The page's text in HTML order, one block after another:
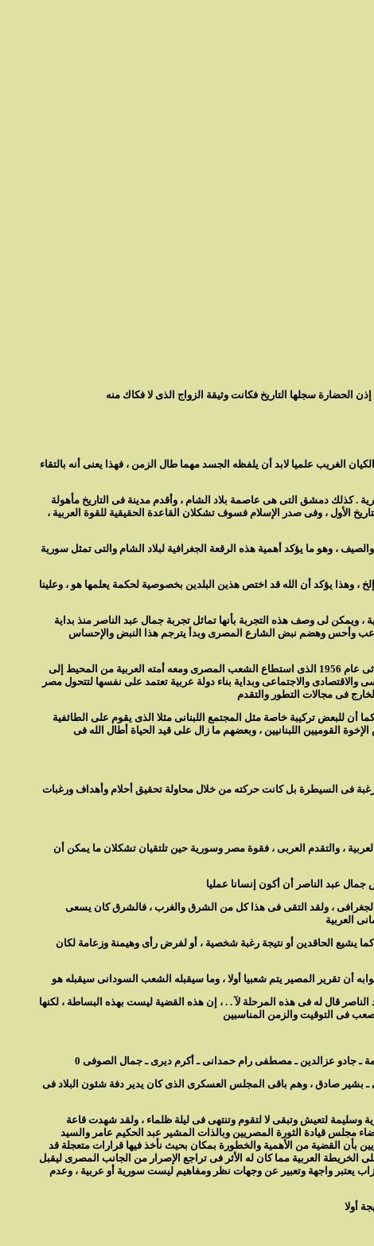
الغريب علميا لابد أن يلفظه الجسد مهما طال الزمن ، فهذا يعنى أنه بالتقاء
. كذلك دمشق التى هى عاصمة بلاد الشام ، وأقدم مدينة فى التاريخ مأهولة
الأول ، وفى صدر الإسلام فسوف تشكلان القاعدة الحقيقية للقوة العربية ،
، وهو ما يؤكد أهمية هذه الرقعة الجغرافية لبلاد الشام والتى تمثل سورية
يؤكد أن الله قد اختص هذين البلدين بخصوصية لحكمة يعلمها هو ، وعلينا
، ويمكن لى وصف هذه التجربة بأنها تماثل تجربة جمال عبد الناصر منذ بداية
، إنما استوعب وأحس وهضم نبض الشارع المصرى وبدأ يترجم هذا النبض والإحساس
ولقد استطاع جمال عبد الناصر بإرادة شعبية جارفة أن يتخطى عقبات تمثلت فى مؤامرات داخلية وخارجية ومحاولات اعتداء متنوعة بلغت مداها فى العدوان الثلاثى عام 1956 الذى استطاع الشعب المصرى ومعه أمته العربية من المحيط إلى
والاجتماعى وبداية بناء دولة عربية تعتمد على نفسها لتتحول مصر
أن للبعض تركيبة خاصة مثل المجتمع اللبنانى مثلا الذى يقوم على الطائفية
القوميين اللبنانيين ، وبعضهم ما زال على قيد الحياة أطال الله فى
فى السيطرة بل كانت حركته من خلال محاولة تحقيق أحلام وأهداف ورغبات
، والتقدم العربى ، فقوة مصر وسورية حين تلتقيان تشكلان ما يمكن أن
الجغرافى ، ولقد التقى فى هذا كل من الشرق والغرب ، فالشرق كان يسعى
يشيع الحاقدين أو نتيجة رغبة شخصية ، أو لفرض رأى وهيمنة وزعامة لكان
إلا أن الرئيس عبد الناصر قال له فى هذه المرحلة لآ . . ، إن هذه القضية ليست بهذه البساطة ، لكنها
ـ جادو عزالدين ـ مصطفى رام حمدانى ـ أكرم ديرى ـ جمال الصوفى 0
بشير صادق ، وهم باقى المجلس العسكرى الذى كان يدير دفة شئون البلاد فى
لتعيش وتبقى لا لتقوم وتنتهى فى ليلة ظلماء ، ولقد شهدت قاعة
مجلس قيادة الثورة المصريين وبالذات المشير عبد الحكيم عامر والسيد
القضية من الأهمية والخطورة بمكان بحيث نأخذ فيها قرارات متعجلة قد
الخريطة العربية مما كان له الأثر فى تراجع الإصرار من الجانب المصرى ليقبل
يعتبر واجهة وتعبير عن وجهات نظر ومفاهيم ليست سورية أو عربية ، وعدم